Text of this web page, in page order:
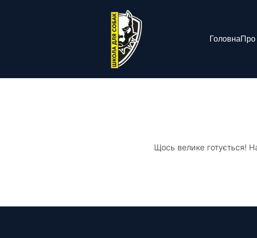
ГоловнаПро
Щось велике готується!